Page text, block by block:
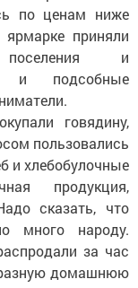
по ценам ниже
приняли
и
и подсобные
говядину,
пользовались
и хлебобулочные
продукция,
сказать, что
много народу.
за час
домашнюю